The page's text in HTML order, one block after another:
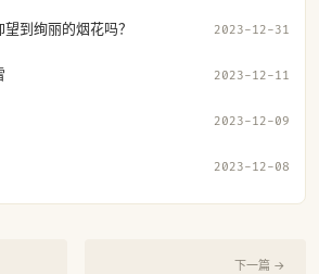
到绚丽的烟花吗？ 2023-12-31
2023-12-11
2023-12-09
2023-12-08
下一篇 →